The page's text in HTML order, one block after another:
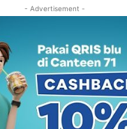
- Advertisement -